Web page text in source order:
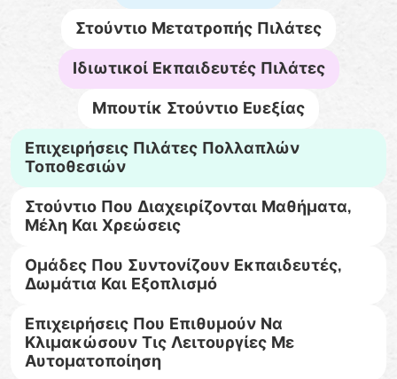
Στούντιο Μετατροπής Πιλάτες
Ιδιωτικοί Εκπαιδευτές Πιλάτες
Μπουτίκ Στούντιο Ευεξίας
Επιχειρήσεις Πιλάτες Πολλαπλών
Τοποθεσιών
Στούντιο Που Διαχειρίζονται Μαθήματα,
Μέλη Και Χρεώσεις
Ομάδες Που Συντονίζουν Εκπαιδευτές,
Δωμάτια Και Εξοπλισμό
Επιχειρήσεις Που Επιθυμούν Να
Κλιμακώσουν Τις Λειτουργίες Με
Αυτοματοποίηση